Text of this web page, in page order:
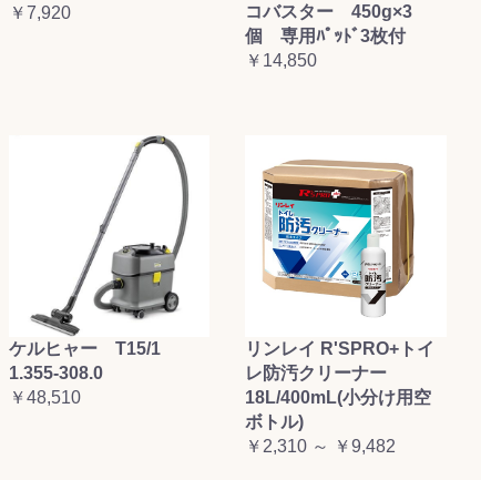
￥7,920
コバスター 450g×3
個 専用ﾊﾟｯﾄﾞ3枚付
￥14,850
ケルヒャー T15/1
1.355-308.0
￥48,510
リンレイ R'SPRO+トイ
レ防汚クリーナー
18L/400mL(小分け用空
ボトル)
￥2,310 ～ ￥9,482